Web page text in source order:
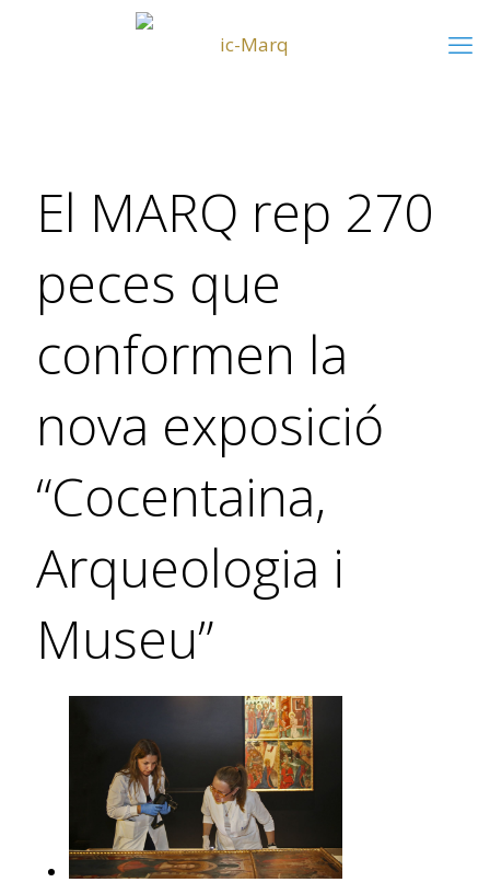
El MARQ rep 270
peces que
conformen la
nova exposició
“Cocentaina,
Arqueologia i
Museu”